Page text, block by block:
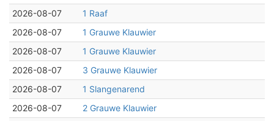
2026-08-07
1 Raaf
2026-08-07
1 Grauwe Klauwier
2026-08-07
1 Grauwe Klauwier
2026-08-07
3 Grauwe Klauwier
2026-08-07
1 Slangenarend
2026-08-07
2 Grauwe Klauwier